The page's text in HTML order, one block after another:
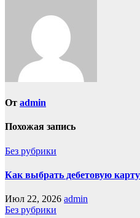
От admin
Похожая запись
Без рубрики
Как выбрать дебетовую карту
Июл 22, 2026 admin
Без рубрики